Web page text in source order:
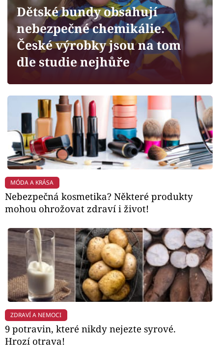
Sledujte prima+
Filmový festival Karlovy Vary
Mámy sobě
Přihlášení
Sledujte nás
Dětské bundy obsahují
nebezpečné chemikálie.
České výrobky jsou na tom
dle studie nejhůře
MÓDA A KRÁSA
Nebezpečná kosmetika? Některé produkty
mohou ohrožovat zdraví i život!
ZDRAVÍ A NEMOCI
9 potravin, které nikdy nejezte syrové.
Hrozí otrava!